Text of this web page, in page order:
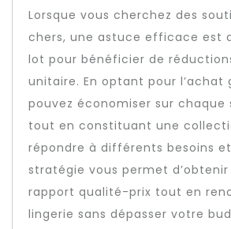
Lorsque vous cherchez des
chers, une astuce efficace est
lot pour bénéficier de
unitaire. En optant pour l’achat
pouvez économiser sur
tout en constituant une
répondre à différents besoins
stratégie vous permet d’obtenir
rapport qualité-prix tout en
lingerie sans dépasser votre